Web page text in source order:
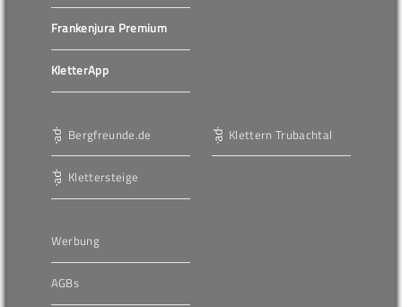
Frankenjura Premium
KletterApp
Bergfreunde.de
Klettersteige
Klettern Trubachtal
Werbung
AGBs